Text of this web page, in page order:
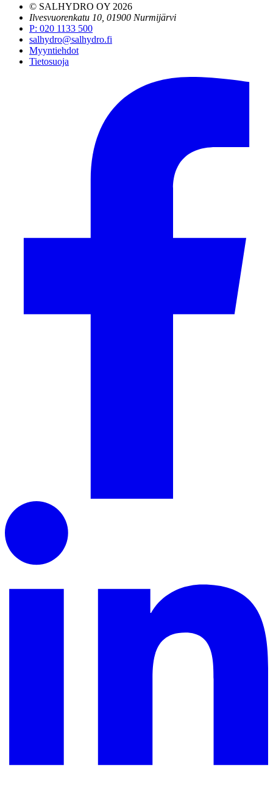
© SALHYDRO OY 2026
Ilvesvuorenkatu 10, 01900 Nurmijärvi
P: 020 1133 500
salhydro@salhydro.fi
Myyntiehdot
Tietosuoja